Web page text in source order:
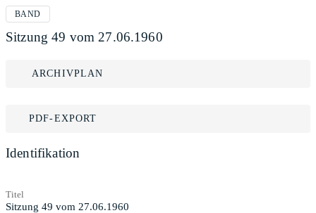
BAND
Sitzung 49 vom 27.06.1960
ARCHIVPLAN
PDF-EXPORT
Identifikation
Titel
Sitzung 49 vom 27.06.1960